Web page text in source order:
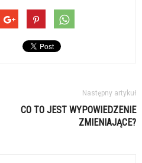
Następny artykuł
CO TO JEST WYPOWIEDZENIE
ZMIENIAJĄCE?